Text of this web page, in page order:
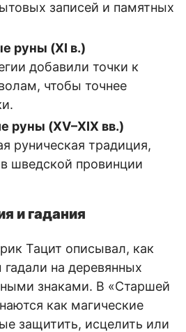
записей и памятных
руны (XI в.)
добавили точки к
чтобы точнее
руны (XV–XIX вв.)
руническая традиция,
шведской провинции
и гадания
Тацит описывал, как
на деревянных
знаками. В «Старшей
как магические
защитить, исцелить или